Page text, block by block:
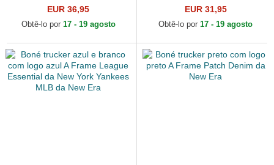
Barcelona LALIGA da New
Era
EUR 36,95
Obtê-lo por 17 - 19 agosto
Portofino da New Era
EUR 31,95
Obtê-lo por 17 - 19 agosto